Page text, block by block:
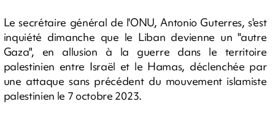
Le secrétaire général de l'ONU, Antonio Guterres, s'est
inquiété dimanche que le Liban devienne un "autre
Gaza", en allusion à la guerre dans le territoire
palestinien entre Israël et le Hamas, déclenchée par
une attaque sans précédent du mouvement islamiste
palestinien le 7 octobre 2023.